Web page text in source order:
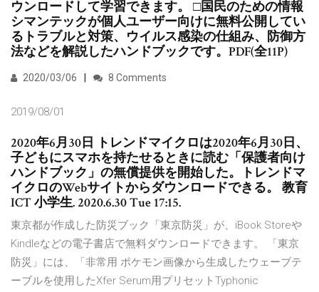
ウンロードして学習できます。 □国民のための情報
シマンテックが個人ユーザー向けに無料公開してい
るトラブルと対策、ウイルス感染の仕組み、防御方
法などを解説したハンドブックです。PDF(全11P)
2020/03/06 8 Comments
2019/08/01
2020年6月30日 トレンドマイクロは2020年6月30日、
子どもにスマホを持たせるときに読む「保護者向け
ハンドブック」の無償提供を開始した。トレンドマ
イクロのWebサイトからダウンロードできる。 教育
ICT 小学生. 2020.6.30 Tue 17:15.
東京都が作成した防災ブック「東京防災」が、iBook Storeや
Kindleなどの電子書店で無料ダウンロードできます。 「東京
防災」には、「非常用 ポケモン画像から生成したウェーブテ
ーブルを使用したXfer Serum用プリセットTyphonic